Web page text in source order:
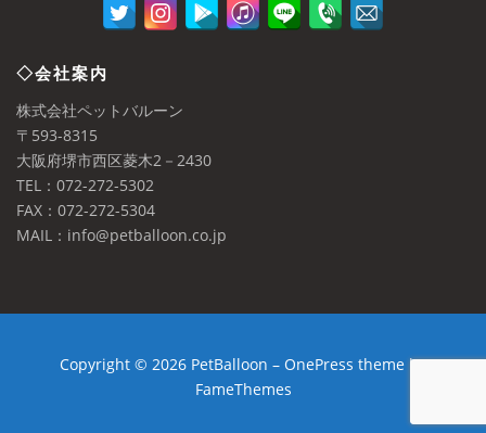
◇会社案内
株式会社ペットバルーン
〒593-8315
大阪府堺市西区菱木2－2430
TEL：072-272-5302
FAX：072-272-5304
MAIL：info@petballoon.co.jp
Copyright © 2026 PetBalloon – OnePress theme by
FameThemes